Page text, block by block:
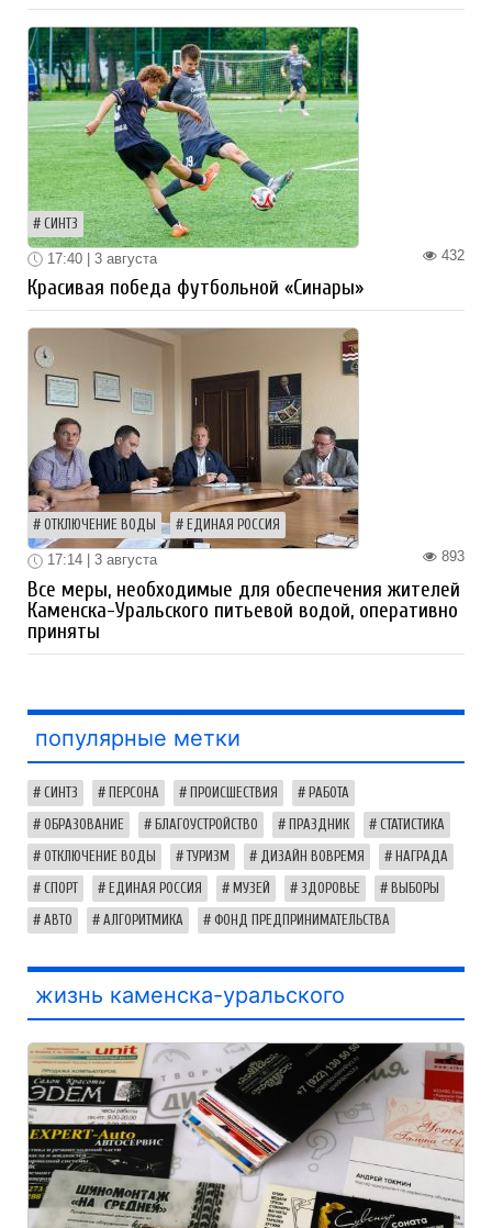
СИНТЗ
432
17:40 | 3 августа
Красивая победа футбольной «Синары»
ОТКЛЮЧЕНИЕ ВОДЫ ЕДИНАЯ РОССИЯ
893
17:14 | 3 августа
Все меры, необходимые для обеспечения жителей
Каменска-Уральского питьевой водой, оперативно
приняты
популярные метки
СИНТЗ ПЕРСОНА ПРОИСШЕСТВИЯ РАБОТА
ОБРАЗОВАНИЕ БЛАГОУСТРОЙСТВО ПРАЗДНИК СТАТИСТИКА
ОТКЛЮЧЕНИЕ ВОДЫ ТУРИЗМ ДИЗАЙН ВОВРЕМЯ НАГРАДА
СПОРТ ЕДИНАЯ РОССИЯ МУЗЕЙ ЗДОРОВЬЕ ВЫБОРЫ
АВТО АЛГОРИТМИКА ФОНД ПРЕДПРИНИМАТЕЛЬСТВА
жизнь каменска-уральского